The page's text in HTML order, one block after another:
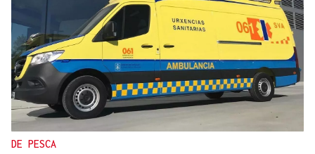
TRAZADO HORIZONTAL
El sueño de una noche de verano
DE PESCA